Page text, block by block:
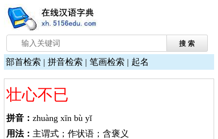
部首检索 | 拼音检索 | 笔画检索 | 起名
壮心不已
拼音： zhuàng xīn bù yǐ
用法： 主谓式；作状语；含褒义